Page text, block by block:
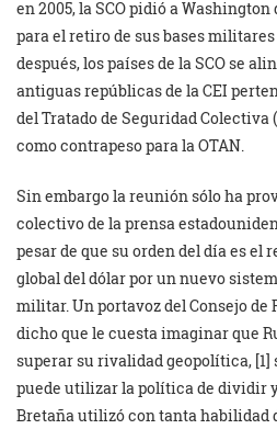
en 2005, la SCO pidió a
para el retiro de sus bases
después, los países de la SCO se
antiguas repúblicas de la CEI
del Tratado de Seguridad Colectiva
como contrapeso para la OTAN.
Sin embargo la reunión sólo ha
colectivo de la prensa
pesar de que su orden del día es el
global del dólar por un nuevo
militar. Un portavoz del Consejo de
dicho que le cuesta imaginar que
superar su rivalidad geopolítica, [1]
puede utilizar la política de dividir
Bretaña utilizó con tanta habilidad